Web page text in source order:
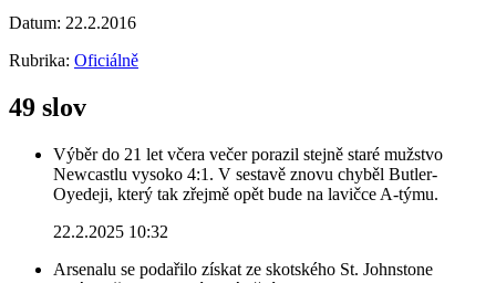
Datum: 22.2.2016
Rubrika: Oficiálně
49 slov
Výběr do 21 let včera večer porazil stejně staré mužstvo
Newcastlu vysoko 4:1. V sestavě znovu chyběl Butler-
Oyedeji, který tak zřejmě opět bude na lavičce A-týmu.
22.2.2025 10:32
Arsenalu se podařilo získat ze skotského St. Johnstone